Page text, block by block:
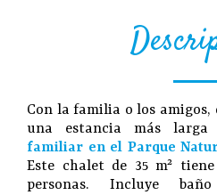
Con la familia o los
una estancia más
familiar en el Parque
Este chalet de 35 m²
personas. Incluye